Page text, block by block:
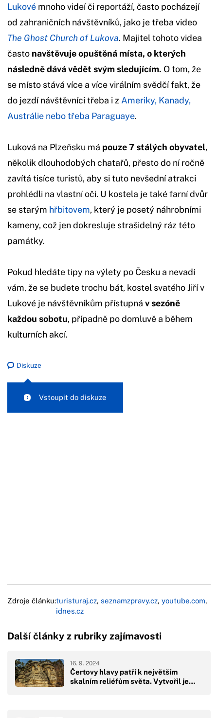
Lukové mnoho videí či reportáží, často pocházejí
od zahraničních návštěvníků, jako je třeba video
The Ghost Church of Lukova. Majitel tohoto videa
často navštěvuje opuštěná místa, o kterých
následně dává vědět svým sledujícím. O tom, že
se místo stává více a více virálním svědčí fakt, že
do jezdí návštěvníci třeba i z Ameriky, Kanady,
Austrálie nebo třeba Paraguaye.
Luková na Plzeňsku má pouze 7 stálých obyvatel,
několik dlouhodobých chatařů, přesto do ní ročně
zavítá tisíce turistů, aby si tuto nevšední atrakci
prohlédli na vlastní oči. U kostela je také farní dvůr
se starým hřbitovem, který je posetý náhrobními
kameny, což jen dokresluje strašidelný ráz této
památky.
Pokud hledáte tipy na výlety po Česku a nevadí
vám, že se budete trochu bát, kostel svatého Jiří v
Lukové je návštěvníkům přístupná v sezóně
každou sobotu, případně po domluvě a během
kulturních akcí.
Diskuze
Vstoupit do diskuze
Zdroje článku:turisturaj.cz, seznamzpravy.cz, youtube.com,
idnes.cz
Další články z rubriky zajímavosti
Čertovy hlavy patří k největším
skalním reliéfům světa. Vytvořil je…
16. 9. 2024